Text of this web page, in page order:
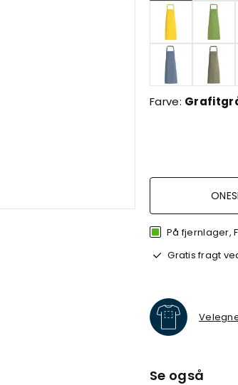
Farve:
På fjernlager,
Gratis fragt
Se også